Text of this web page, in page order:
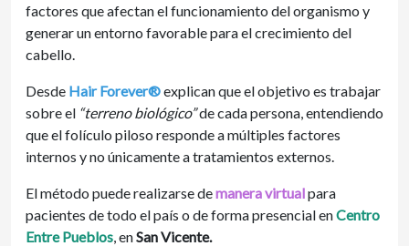
factores que afectan el funcionamiento del organismo y
generar un entorno favorable para el crecimiento del
cabello.
Desde Hair Forever®explican que el objetivo es trabajar
sobre el “terreno biológico”de cada persona, entendiendo
que el folículo piloso responde a múltiples factores
internos y no únicamente a tratamientos externos.
El método puede realizarse demanera virtualpara
pacientes de todo el país o de forma presencial enCentro
Entre Pueblos , enSan Vicente.